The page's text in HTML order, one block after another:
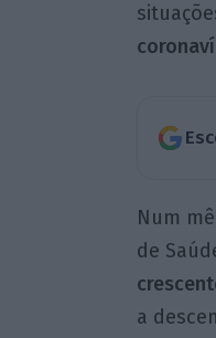
Num
de
a